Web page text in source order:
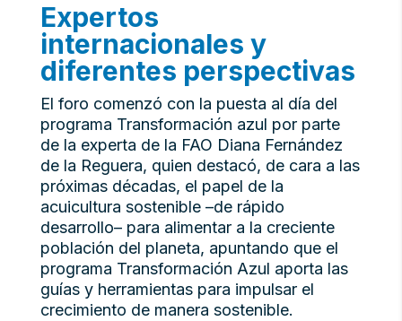
Expertos
internacionales y
diferentes perspectivas
El foro comenzó con la puesta al día del
programa Transformación azul por parte
de la experta de la FAO Diana Fernández
de la Reguera, quien destacó, de cara a las
próximas décadas, el papel de la
acuicultura sostenible –de rápido
desarrollo– para alimentar a la creciente
población del planeta, apuntando que el
programa Transformación Azul aporta las
guías y herramientas para impulsar el
crecimiento de manera sostenible.